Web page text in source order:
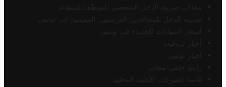
محاكي ضريبة الدخل الشخصي للموظف/المتقاعد
ضريبة الدخل للمتقاعدين الفرنسيين المقيمين في تونس
أسعار السيارات الجديدة في تونس
أخبار تروفيت
أخبار تونس
رابط خلفي مجاني
قائمة الشركات الأهلية المحلية